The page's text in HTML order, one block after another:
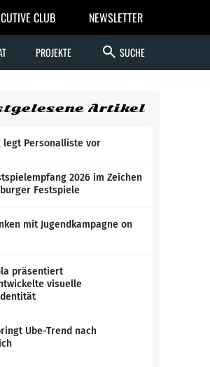
CLUB NEWSLETTER
PROJEKTE search SUCHE
Artikel
legt Personalliste vor
2026 im Zeichen
Festspiele
mit Jugendkampagne on
präsentiert
visuelle
Ube-Trend nach